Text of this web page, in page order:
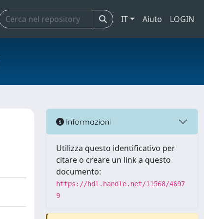
IT Aiuto LOGIN
Informazioni
Utilizza questo identificativo per
citare o creare un link a questo
documento:
https://hdl.handle.net/11568/4697
9